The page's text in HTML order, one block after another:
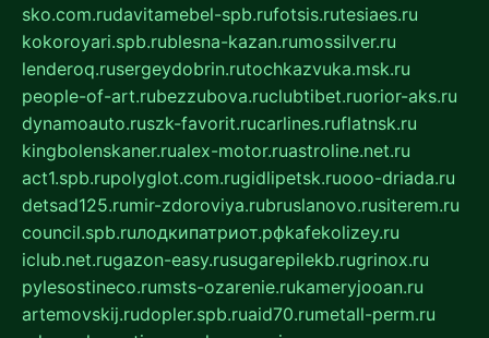
sko.com.rudavitamebel-spb.rufotsis.rutesiaes.ru
kokoroyari.spb.rublesna-kazan.rumossilver.ru
lenderoq.rusergeydobrin.rutochkazvuka.msk.ru
people-of-art.rubezzubova.ruclubtibet.ruorior-aks.ru
dynamoauto.ruszk-favorit.rucarlines.ruflatnsk.ru
kingbolenskaner.rualex-motor.ruastroline.net.ru
act1.spb.rupolyglot.com.rugidlipetsk.ruooo-driada.ru
detsad125.rumir-zdoroviya.rubruslanovo.rusiterem.ru
council.spb.ruлодкипатриот.рфkafekolizey.ru
iclub.net.rugazon-easy.rusugarepilekb.rugrinox.ru
pylesostineco.rumsts-ozarenie.rukameryjooan.ru
artemovskij.rudopler.spb.ruaid70.rumetall-perm.ru